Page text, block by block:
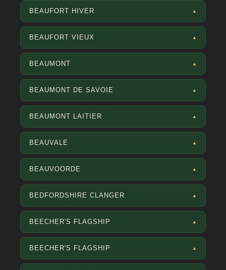
BEAUFORT HIVER ▲
BEAUFORT VIEUX ▲
BEAUMONT ▲
BEAUMONT DE SAVOIE ▲
BEAUMONT LAITIER ▲
BEAUVALE ▲
BEAUVOORDE ▲
BEDFORDSHIRE CLANGER ▲
BEECHER'S FLAGSHIP ▲
BEECHER'S FLAGSHIP ▲